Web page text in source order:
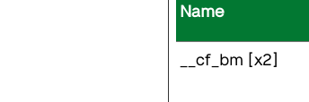
Name
__cf_bm [x2]